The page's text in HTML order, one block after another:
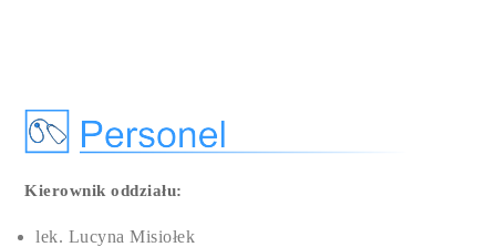
Kierownik oddziału:
lek. Lucyna Misiołek